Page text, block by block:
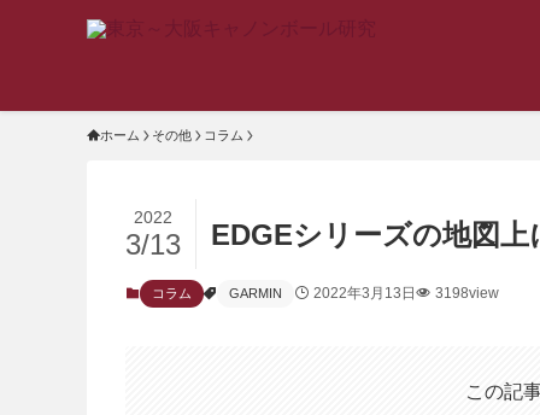
ホーム その他 コラム
EDGEシリーズの地図
2022
3/13
コラム GARMIN 2022年3月13日 3198view
この記